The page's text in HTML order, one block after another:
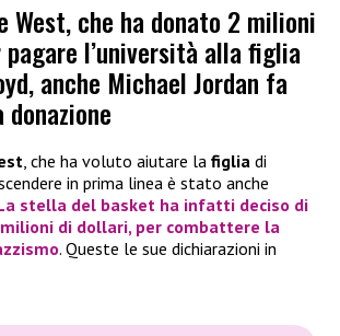
West, che ha donato 2 milioni
l’università alla figlia
anche Michael Jordan fa
, che ha voluto aiutare la figlia di
in prima linea è stato anche
stella del basket ha infatti deciso di
di dollari, per combattere la
. Queste le sue dichiarazioni in